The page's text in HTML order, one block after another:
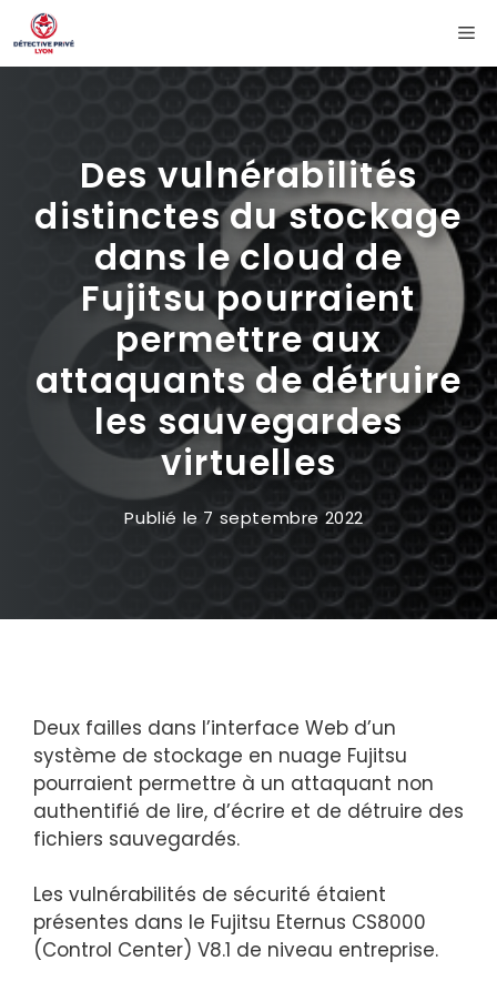
Aller
au
contenu
Des vulnérabilités
distinctes du stockage
dans le cloud de
Fujitsu pourraient
permettre aux
attaquants de détruire
les sauvegardes
virtuelles
Publié le 7 septembre 2022
Deux failles dans l’interface Web d’un
système de stockage en nuage Fujitsu
pourraient permettre à un attaquant non
authentifié de lire, d’écrire et de détruire des
fichiers sauvegardés.
Les vulnérabilités de sécurité étaient
présentes dans le Fujitsu Eternus CS8000
(Control Center) V8.1 de niveau entreprise.